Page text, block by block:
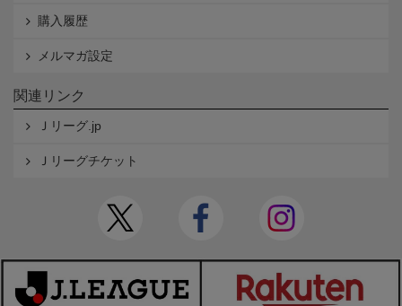
購入履歴
メルマガ設定
関連リンク
Ｊリーグ.jp
Ｊリーグチケット